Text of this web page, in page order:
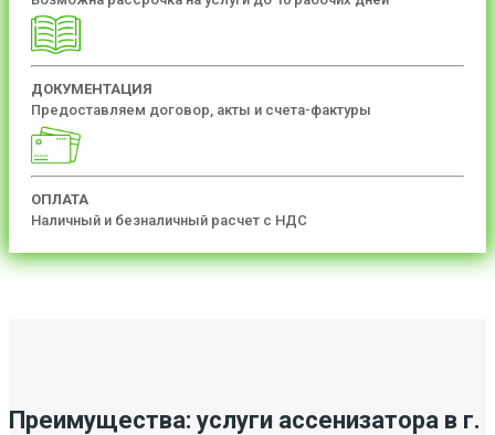
ДОКУМЕНТАЦИЯ
Предоставляем договор, акты и счета-фактуры
ОПЛАТА
Наличный и безналичный расчет с НДС
Преимущества: услуги ассенизатора в г.